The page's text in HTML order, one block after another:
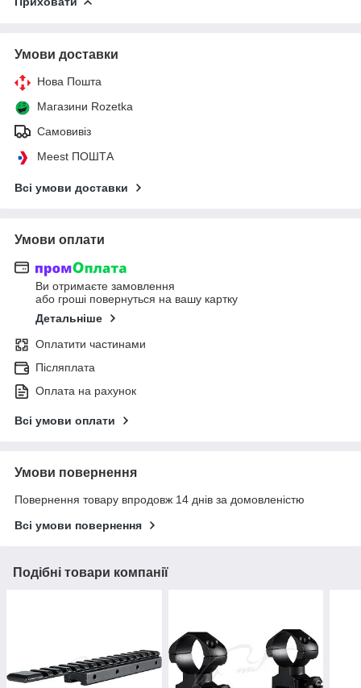
Умови доставки
Нова Пошта
Магазини Rozetka
Самовивіз
Meest ПОШТА
Всі умови доставки
Умови оплати
Ви отримаєте замовлення
або гроші повернуться на вашу картку
Детальніше
Оплатити частинами
Післяплата
Оплата на рахунок
Всі умови оплати
Умови повернення
Повернення товару впродовж 14 днів за домовленістю
Всі умови повернення
Подібні товари компанії